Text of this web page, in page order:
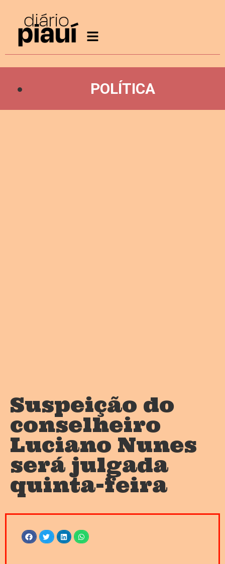
POLÍTICA
Suspeição do
conselheiro
Luciano Nunes
será julgada
quinta-feira